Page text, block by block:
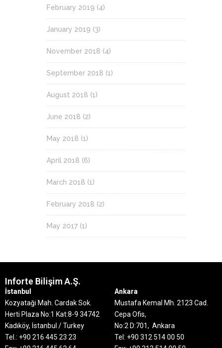
February 2019 (4)
January 2019 (3)
November 2018 (4)
September 2018 (1)
August 2018 (1)
June 2018 (2)
May 2018 (1)
April 2018 (6)
March 2018 (1)
February 2018 (2)
May 2017 (1)
Inforte Bilişim A.Ş.
İstanbul
Kozyataği Mah. Cardak Sok.
Herti Plaza No:1 Kat:8-9 34742
Kadıköy, İstanbul / Turkey
Tel.: +90 216 445 23 23
Ankara
Mustafa Kemal Mh. 2123 Cad.
Cepa Ofis,
No:2 D:701, Ankara
Tel: +90 312 514 00 50